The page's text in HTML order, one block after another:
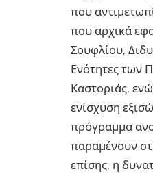
που
που αρχικά
Σουφλίου,
Ενότητες των
Καστοριάς,
ενίσχυση
πρόγραμμα
παραμένουν
επίσης, η